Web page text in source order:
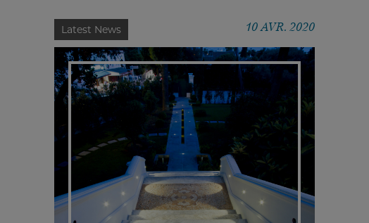
Latest News 10 AVR. 2020